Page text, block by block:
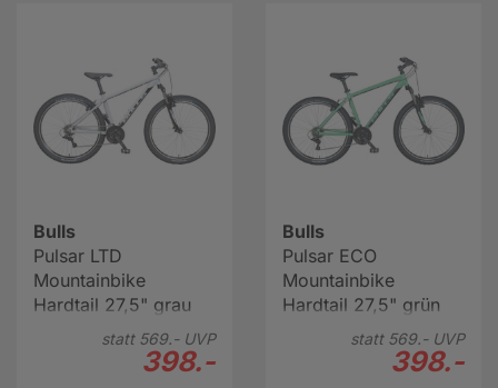
Bulls
Pulsar LTD
Mountainbike
Hardtail 27,5" grau
statt 569.-UVP
398.-
Bulls
Pulsar ECO
Mountainbike
Hardtail 27,5" grün
statt 569.-UVP
398.-